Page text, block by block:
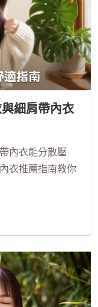
細肩帶內衣
內衣能分散壓
衣推薦指南教你